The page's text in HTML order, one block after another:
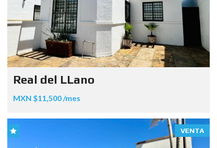
Real del LLano
MXN $11,500 /mes
VENTA